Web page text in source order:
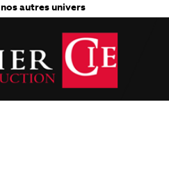
autres univers